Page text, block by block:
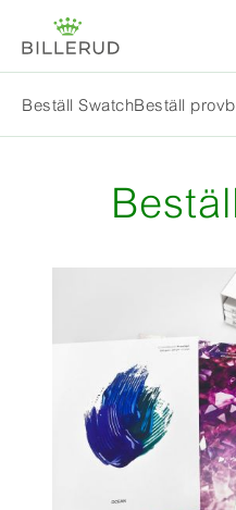
Beställ SwatchBeställ